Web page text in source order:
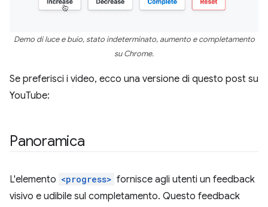
Demo di luce e buio, stato indeterminato, aumento e completamento
su Chrome.
Se preferisci i video, ecco una versione di questo post su
YouTube:
Panoramica
L'elemento <progress> fornisce agli utenti un feedback
visivo e udibile sul completamento. Questo feedback